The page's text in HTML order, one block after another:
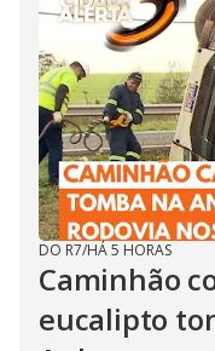
DO R7/HÁ 5 HORAS
Caminhão
eucalipto